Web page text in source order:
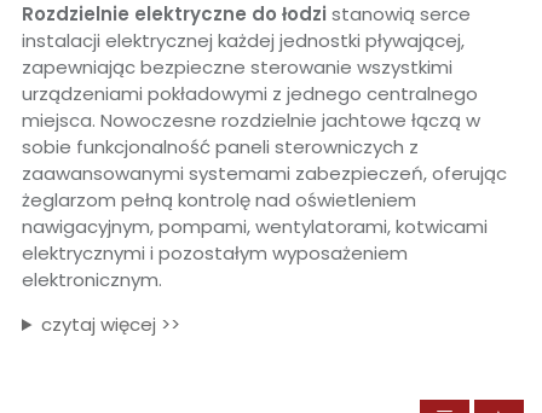
Rozdzielnie elektryczne do łodzi stanowią serce
instalacji elektrycznej każdej jednostki pływającej,
zapewniając bezpieczne sterowanie wszystkimi
urządzeniami pokładowymi z jednego centralnego
miejsca. Nowoczesne rozdzielnie jachtowe łączą w
sobie funkcjonalność paneli sterowniczych z
zaawansowanymi systemami zabezpieczeń, oferując
żeglarzom pełną kontrolę nad oświetleniem
nawigacyjnym, pompami, wentylatorami, kotwicami
elektrycznymi i pozostałym wyposażeniem
elektronicznym.
czytaj więcej >>